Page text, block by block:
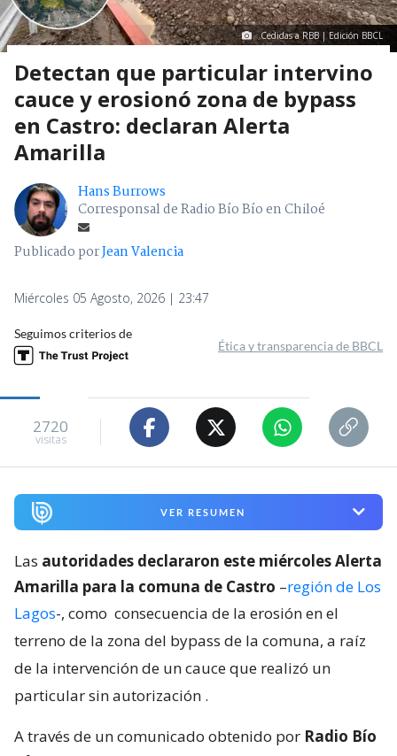
Cedidas a RBB | Edición BBCL
Detectan que particular intervino
cauce y erosionó zona de bypass
en Castro: declaran Alerta
Amarilla
Hans Burrows
Corresponsal de Radio Bío Bío en Chiloé
Publicado porJean Valencia
Miércoles 05 Agosto, 2026 | 23:47
Seguimos criterios de
Ética y transparencia de BBCL
2720
visitas
VER RESUMEN
Las autoridades declararon este miércoles Alerta
Amarilla para la comuna de Castro –región de Los
Lagos-, como consecuencia de la erosión en el
terreno de la zona del bypass de la comuna, a raíz
de la intervención de un cauce que realizó un
particular sin autorización .
A través de un comunicado obtenido por Radio Bío